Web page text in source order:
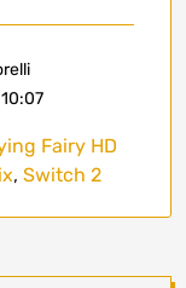
Fairy HD
, Switch 2